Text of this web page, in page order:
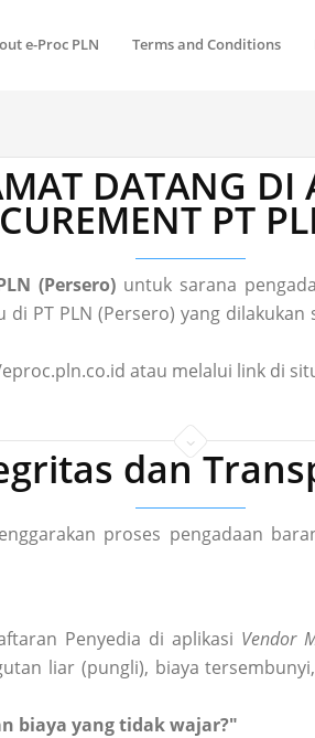
e-Proc PLN Terms and Conditions
DATANG DI
PT
(Persero)untuk sarana
PT PLN (Persero) yang
atau melalui link di
dan
proses pengadaan
Penyedia di aplikasi Vendor
liar (pungli), biaya
biaya yang tidak wajar?"